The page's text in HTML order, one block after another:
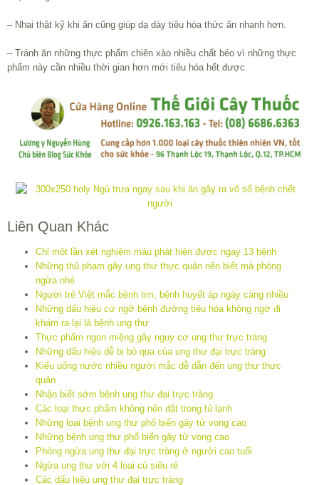
– Nhai thật kỹ khi ăn cũng giúp dạ dày tiêu hóa thức ăn nhanh hơn.
– Tránh ăn những thực phẩm chiên xào nhiều chất béo vì những thực
phẩm này cần nhiều thời gian hơn mới tiêu hóa hết được.
Liên Quan Khác
Chỉ một lần xét nghiệm máu phát hiện được ngay 13 bệnh
Những thủ phạm gây ung thư thực quản nên biết mà phòng
ngừa nhé
Người trẻ Việt mắc bệnh tim, bệnh huyết áp ngày càng nhiều
Những dấu hiệu cứ ngỡ bệnh đường tiêu hóa không ngờ đi
khám ra lại là bệnh ung thư
Thực phẩm ngon miệng gây nguy cơ ung thư trực tràng
Những dấu hiệu dễ bị bỏ qua của ung thư đại trực tràng
Kiểu uống nước nhiều người mắc dễ dẫn đến ung thư thực
quản
Nhận biết sớm bệnh ung thư đại trực tràng
Các loại thực phẩm không nên đặt trong tủ lạnh
Những loại bệnh ung thư phổ biến gây tử vong cao
Những bệnh ung thư phổ biến gây tử vong cao
Phòng ngừa ung thư đại trực tràng ở người cao tuổi
Ngừa ung thư với 4 loại củ siêu rẻ
Các dấu hiệu ung thư đại trực tràng